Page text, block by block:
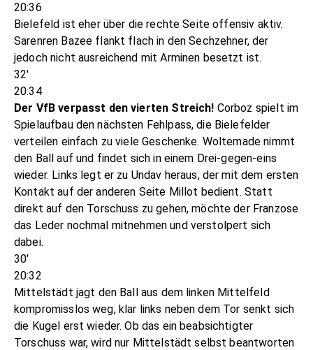
20:36
Bielefeld ist eher über die rechte Seite offensiv aktiv.
Sarenren Bazee flankt flach in den Sechzehner, der
jedoch nicht ausreichend mit Arminen besetzt ist.
32'
20:34
Der VfB verpasst den vierten Streich! Corboz spielt im
Spielaufbau den nächsten Fehlpass, die Bielefelder
verteilen einfach zu viele Geschenke. Woltemade nimmt
den Ball auf und findet sich in einem Drei-gegen-eins
wieder. Links legt er zu Undav heraus, der mit dem ersten
Kontakt auf der anderen Seite Millot bedient. Statt
direkt auf den Torschuss zu gehen, möchte der Franzose
das Leder nochmal mitnehmen und verstolpert sich
dabei.
30'
20:32
Mittelstädt jagt den Ball aus dem linken Mittelfeld
kompromisslos weg, klar links neben dem Tor senkt sich
die Kugel erst wieder. Ob das ein beabsichtigter
Torschuss war, wird nur Mittelstädt selbst beantworten